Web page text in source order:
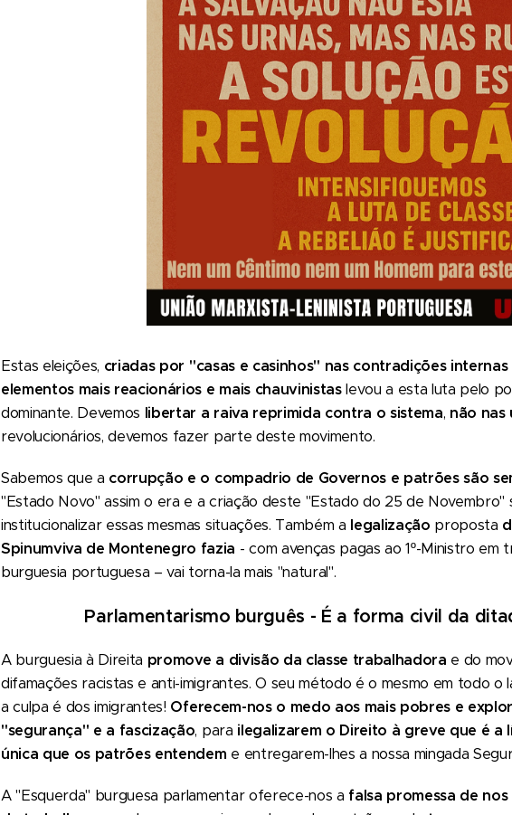
Estas eleições, criadas por "casas e casinhos" nas contradições
elementos mais reacionários e mais chauvinistaslevou a esta luta pelo
dominante. Devemos libertar a raiva reprimida contra o sistema, não nas
revolucionários, devemos fazer parte deste movimento.
Sabemos que a corrupção e o compadrio de Governos e patrões são
"Estado Novo" assim o era e a criação deste "Estado do 25 de
institucionalizar essas mesmas situações. Também a legalização proposta
Spinumviva de Montenegro fazia - com avenças pagas ao 1º-Ministro
burguesia portuguesa – vai torna-la mais "natural".
Parlamentarismo burguês - É a forma civil da
A burguesia à Direita promove a divisão da classe trabalhadora e do
difamações racistas e anti-imigrantes. O seu método é o mesmo em todo o
a culpa é dos imigrantes! Oferecem-nos o medo aos mais pobres e
"segurança" e a fascização, para ilegalizarem o Direito à greve que é a
única que os patrões entendem e entregarem-lhes a nossa mingada
A "Esquerda" burguesa parlamentar oferece-nos a falsa promessa de